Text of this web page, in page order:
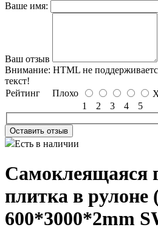
Ваше имя:
Ваш отзыв
Внимание: HTML не
текст!
Рейтинг Плохо
1
2 3 4 5
Оставить отзыв
Есть в наличии
Самоклеящаяся
плитка в рулоне
600*3000*2mm